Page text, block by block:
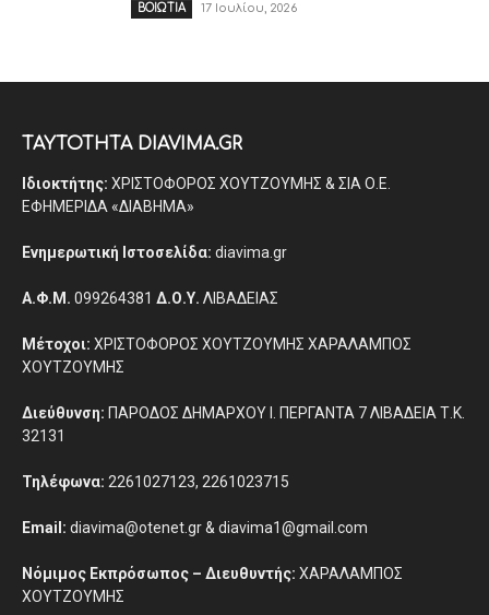
ΒΟΙΩΤΙΑ 17 Ιουλίου, 2026
ΤΑΥΤΟΤΗΤΑ DIAVIMA.GR
Ιδιοκτήτης: ΧΡΙΣΤΟΦΟΡΟΣ ΧΟΥΤΖΟΥΜΗΣ & ΣΙΑ Ο.Ε.
ΕΦΗΜΕΡΙΔΑ «ΔΙΑΒΗΜΑ»
Ενημερωτική Ιστοσελίδα: diavima.gr
Α.Φ.Μ. 099264381 Δ.Ο.Υ. ΛΙΒΑΔΕΙΑΣ
Μέτοχοι: ΧΡΙΣΤΟΦΟΡΟΣ ΧΟΥΤΖΟΥΜΗΣ ΧΑΡΑΛΑΜΠΟΣ
ΧΟΥΤΖΟΥΜΗΣ
Διεύθυνση: ΠΑΡΟΔΟΣ ΔΗΜΑΡΧΟΥ Ι. ΠΕΡΓΑΝΤΑ 7 ΛΙΒΑΔΕΙΑ Τ.Κ.
32131
Τηλέφωνα: 2261027123, 2261023715
Email: diavima@otenet.gr & diavima1@gmail.com
Νόμιμος Εκπρόσωπος – Διευθυντής: ΧΑΡΑΛΑΜΠΟΣ
ΧΟΥΤΖΟΥΜΗΣ